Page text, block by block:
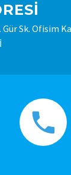
Gür Sk. Ofisim